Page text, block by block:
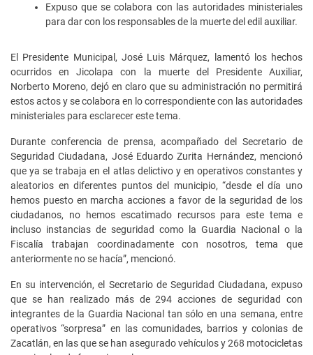
Expuso que se colabora con las autoridades ministeriales
para dar con los responsables de la muerte del edil auxiliar.
El Presidente Municipal, José Luis Márquez, lamentó los hechos
ocurridos en Jicolapa con la muerte del Presidente Auxiliar,
Norberto Moreno, dejó en claro que su administración no permitirá
estos actos y se colabora en lo correspondiente con las autoridades
ministeriales para esclarecer este tema.
Durante conferencia de prensa, acompañado del Secretario de
Seguridad Ciudadana, José Eduardo Zurita Hernández, mencionó
que ya se trabaja en el atlas delictivo y en operativos constantes y
aleatorios en diferentes puntos del municipio, “desde el día uno
hemos puesto en marcha acciones a favor de la seguridad de los
ciudadanos, no hemos escatimado recursos para este tema e
incluso instancias de seguridad como la Guardia Nacional o la
Fiscalía trabajan coordinadamente con nosotros, tema que
anteriormente no se hacía”, mencionó.
En su intervención, el Secretario de Seguridad Ciudadana, expuso
que se han realizado más de 294 acciones de seguridad con
integrantes de la Guardia Nacional tan sólo en una semana, entre
operativos “sorpresa” en las comunidades, barrios y colonias de
Zacatlán, en las que se han asegurado vehículos y 268 motocicletas